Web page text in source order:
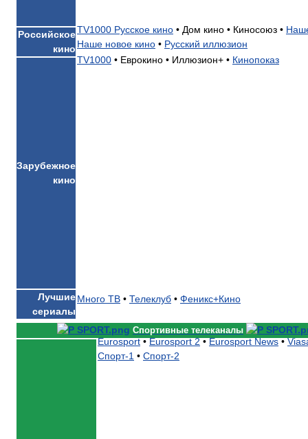
Российское
кино
TV1000 Русское кино • Дом кино • Киносоюз •
Наше новое кино • Русский иллюзион
Зарубежное
кино
TV1000 • Еврокино • Иллюзион+ • Кинопоказ
Лучшие
сериалы
Много ТВ • Телеклуб • Феникс+Кино
Спортивные телеканалы
Eurosport• Eurosport 2• Eurosport News•
Спорт-1 • Спорт-2